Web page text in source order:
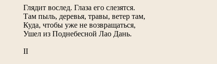
Глядит вослед. Глаза его слезятся.
Там пыль, деревья, травы, ветер там,
Куда, чтобы уже не возвращаться,
Ушел из Поднебесной Лао Дань.
II